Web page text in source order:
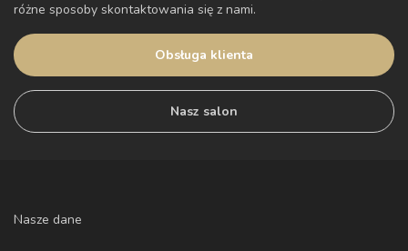
różne sposoby skontaktowania się z nami.
Obsługa klienta
Nasz salon
Nasze dane